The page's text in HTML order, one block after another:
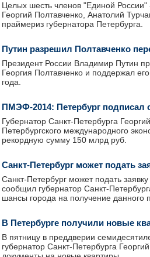
Целых шесть членов "Единой
Георгий Полтавченко, Анатолий
праймериз губернатора Петербурга.
Путин разрешил Полтавченко
Президент России Владимир Путин
Георгия Полтавченко и поддержал
года.
ПМЭФ-2014: Петербург подписал
Губернатор Санкт-Петербурга
Петербургского международного
рекордную сумму 150 млрд руб.
Санкт-Петербург может подать
Санкт-Петербург может подать
сообщил губернатор Санкт-
шансы города на получение данного
В Петербурге получили новые
В пятницу в преддверии
губернатор Санкт-Петербурга